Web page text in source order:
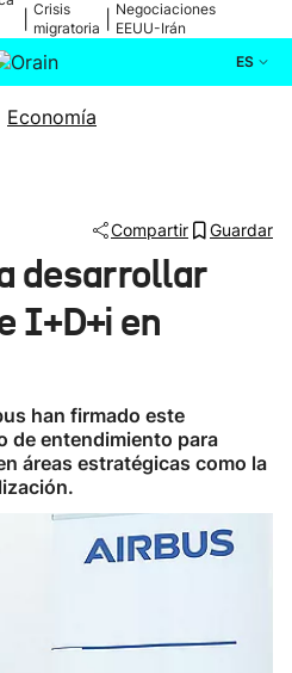
Crisis
migratoria
Negociaciones
EEUU-Irán
ES
Actualidad
Economía
Compartir Guardar
desarrollar
I+D+i en
han firmado este
de entendimiento para
áreas estratégicas como la